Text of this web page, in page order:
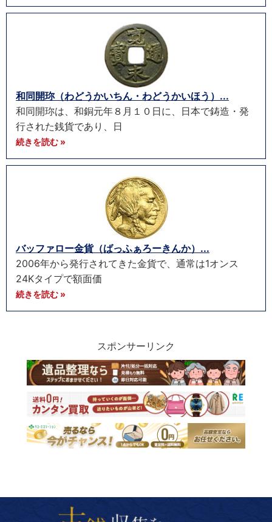
和同開珎（わどうかいちん・わどうかいほう）...
和同開珎は、和銅元年８月１０日に、日本で鋳造・発
行された銭貨であり、日
続きを読む »
バッファロー金貨（ばっふぁろーきんか）...
2006年から発行されてきた金貨で、通常は1オンス
24Kタイプで額面価
続きを読む »
スポンサーリンク